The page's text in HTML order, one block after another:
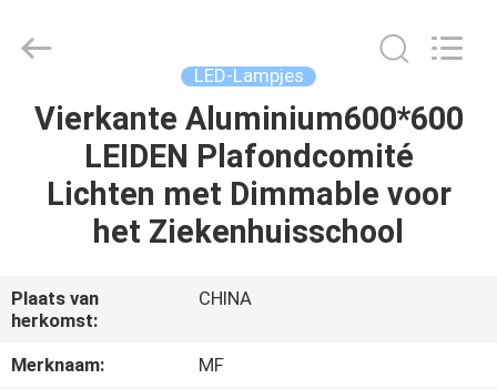
HUIS
PRODUCTEN
OVER
ONS
Co.,Ltd..
LED-Lampjes
Vierkante Aluminium600*600
LEIDEN Plafondcomité
Lichten met Dimmable voor
het Ziekenhuisschool
Plaats van
herkomst:
CHINA
Merknaam:
MF